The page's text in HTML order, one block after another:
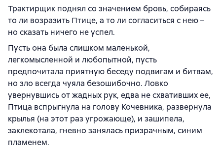
Трактирщик поднял со значением бровь, собираясь
то ли возразить Птице, а то ли согласиться с нею –
но сказать ничего не успел.
Пусть она была слишком маленькой,
легкомысленной и любопытной, пусть
предпочитала приятную беседу подвигам и битвам,
но зло всегда чуяла безошибочно. Ловко
увернувшись от жадных рук, едва не схвативших ее,
Птица вспрыгнула на голову Кочевника, развернула
крылья (на этот раз угрожающе), и зашипела,
заклекотала, гневно занялась призрачным, синим
пламенем.